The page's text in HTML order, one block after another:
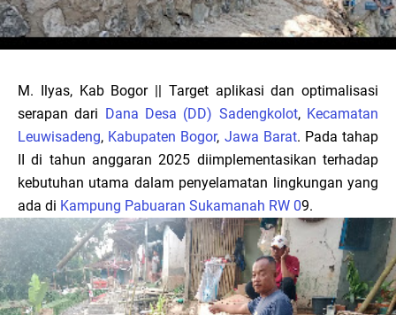
M. Ilyas, Kab Bogor || Target aplikasi dan optimalisasi
serapan dari Dana Desa (DD) Sadengkolot, Kecamatan
Leuwisadeng, Kabupaten Bogor, Jawa Barat. Pada tahap
II di tahun anggaran 2025 diimplementasikan terhadap
kebutuhan utama dalam penyelamatan lingkungan yang
ada di Kampung Pabuaran Sukamanah RW 09.